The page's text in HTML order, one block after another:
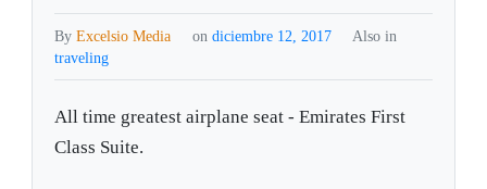
ByExcelsio Media on diciembre 12, 2017
Also in
traveling
All time greatest airplane seat - Emirates First
Class Suite.